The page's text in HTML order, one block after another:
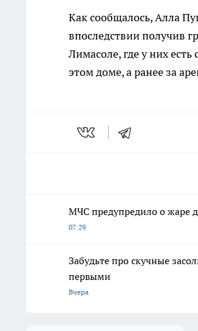
Как сообщалось, Алла
впоследствии получив
Лимасоле, где у них
этом доме, а ранее за
МЧС предупредило о жаре
07:29
Забудьте про скучные
первыми
Вчера